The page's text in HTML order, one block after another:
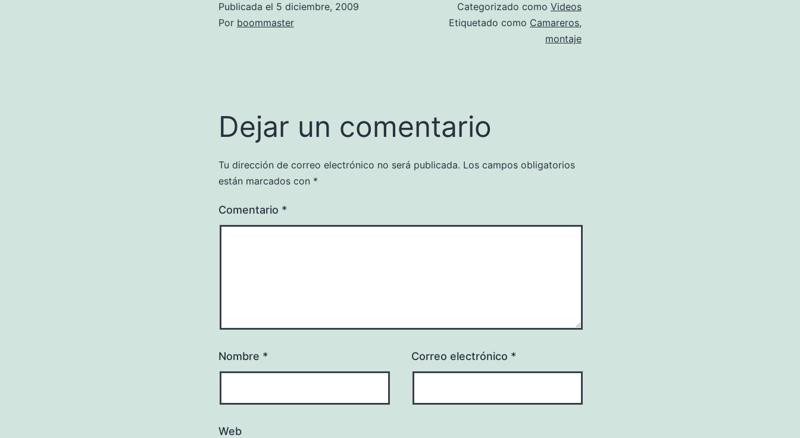
Publicada el 5 diciembre, 2009
Por boommaster
Categorizado como Videos
Etiquetado como Camareros,
montaje
Dejar un comentario
Tu dirección de correo electrónico no será publicada. Los campos obligatorios
están marcados con *
Comentario *
Nombre * Correo electrónico *
Web